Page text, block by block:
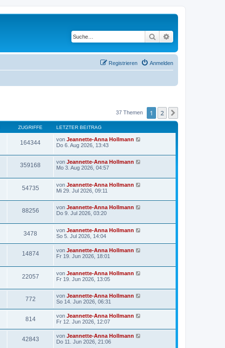
Suche
Anmelden
Registrieren
37 Themen 1 2
ZUGRIFFE LETZTER BEITRAG
164344 von Jeannette-Anna Hollmann
Do 6. Aug 2026, 13:43
359168 von Jeannette-Anna Hollmann
Mo 3. Aug 2026, 04:57
54735 von Jeannette-Anna Hollmann
Mi 29. Jul 2026, 09:11
88256 von Jeannette-Anna Hollmann
Do 9. Jul 2026, 03:20
3478 von Jeannette-Anna Hollmann
So 5. Jul 2026, 14:04
14874 von Jeannette-Anna Hollmann
Fr 19. Jun 2026, 18:01
22057 von Jeannette-Anna Hollmann
Fr 19. Jun 2026, 13:05
772 von Jeannette-Anna Hollmann
So 14. Jun 2026, 06:31
814 von Jeannette-Anna Hollmann
Fr 12. Jun 2026, 12:07
42843 von Jeannette-Anna Hollmann
Do 11. Jun 2026, 21:06